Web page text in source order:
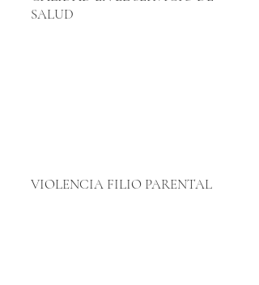
SALUD
VIOLENCIA FILIO PARENTAL